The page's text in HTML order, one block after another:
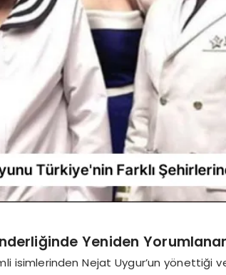
Yeniden
isimlerinden Nejat Uygur’un yönettiği